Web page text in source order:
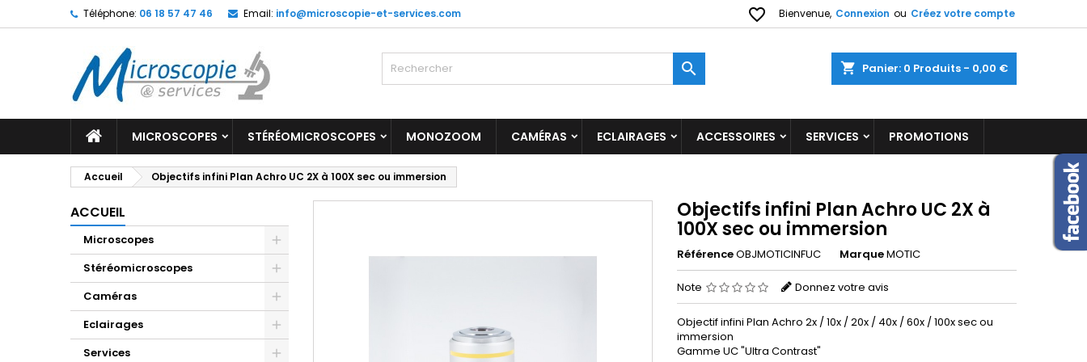
Téléphone: 06 18 57 47 46 Email: info@microscopie-et-services.com Bienvenue, Connexion ou Créez votre compte
favorite_border
shopping_cart Panier: 0 Produits - 0,00 €

MICROSCOPES STÉRÉOMICROSCOPES MONOZOOM CAMÉRAS ECLAIRAGES ACCESSOIRES SERVICES PROMOTIONS
Accueil Objectifs infini Plan Achro UC 2X à 100X sec ou immersion
ACCUEIL
Microscopes
Stéréomicroscopes
Caméras
Eclairages
Services
Objectifs infini Plan Achro UC 2X à
100X sec ou immersion
RéférenceOBJMOTICINFUC MarqueMOTIC
Note Donnez votre avis
Objectif infini Plan Achro 2x / 10x / 20x / 40x / 60x / 100x sec ou
immersion
Gamme UC "Ultra Contrast"